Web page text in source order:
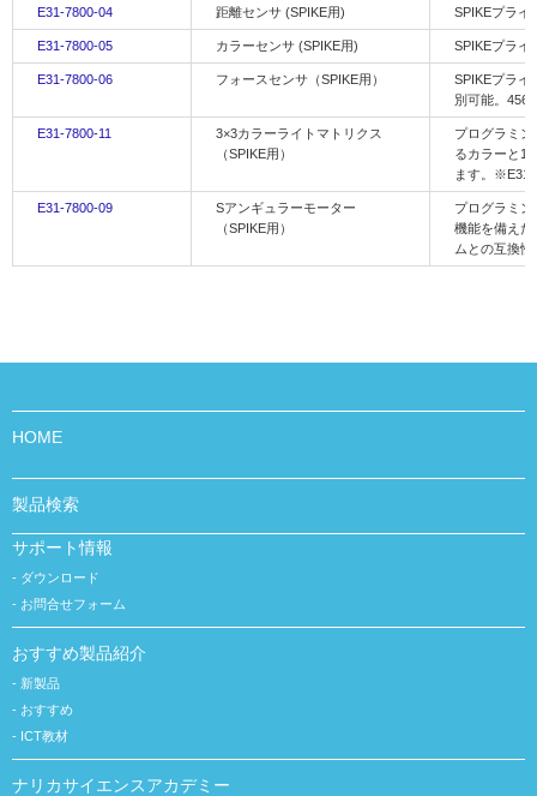
E31-7800-04 距離センサ (SPIKE用) SPIKEプライ
E31-7800-05 カラーセンサ (SPIKE用) SPIKEプライ
E31-7800-06 フォースセンサ（SPIKE用）
SPIKEプライ
別可能。
E31-7800-11
3×3カラーライトマトリクス
（SPIKE用）
プログラミ
るカラーと
ます。※E31-
E31-7800-09
Sアンギュラーモーター
（SPIKE用）
プログラミ
機能を備え
ムとの互換
HOME
製品検索
サポート情報
ダウンロード
お問合せフォーム
おすすめ製品紹介
新製品
おすすめ
ICT教材
ナリカサイエンスアカデミー